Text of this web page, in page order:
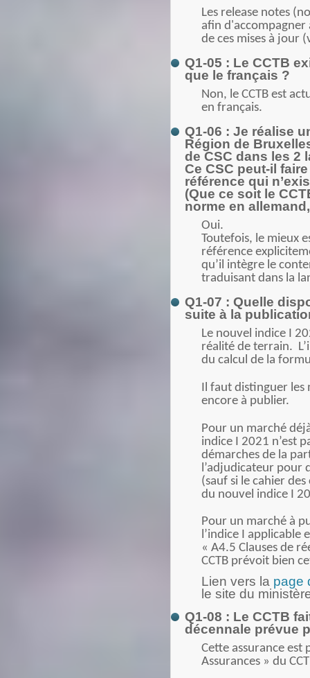
Les release notes
afin d'accompagner
de ces mises à jour
Q1-05 : Le CCTB
que le français ?
Non, le CCTB est
en français.
Q1-06 : Je réalise
Région de
de CSC dans les 2
Ce CSC peut-il
référence qui
(Que ce soit le
norme en
Oui.
Toutefois, le mieux
référence
qu’il intègre le
traduisant dans la
Q1-07 : Quelle
suite à la
Le nouvel indice I
réalité de terrain.
du calcul de la
Il faut distinguer les
encore à publier.
Pour un marché
indice I 2021 n’est
démarches de la
l’adjudicateur pour
(sauf si le cahier
du nouvel indice I
Pour un marché à
l’indice I applicable
« A4.5 Clauses de
CCTB prévoit bien
Lien vers la page
le site du
Q1-08 : Le CCTB
décennale prévue
Cette assurance est
Assurances » du